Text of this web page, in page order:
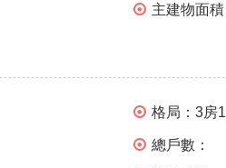
主建物面積
格局： 3房
總戶數：